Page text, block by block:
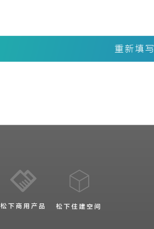
重新填写
松下商用产品 松下住建空间